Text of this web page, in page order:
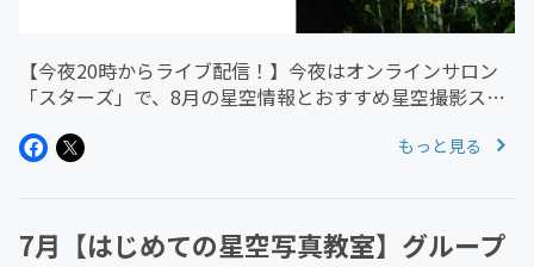
【今夜20時からライブ配信！】今夜はオンラインサロン
「スターズ」で、8月の星空情報とおすすめ星空撮影スポ
報＆星空撮影スポット】→今回の内容はこちら！ ・ 水
もっと見る
7月【はじめての星空写真教室】グループ